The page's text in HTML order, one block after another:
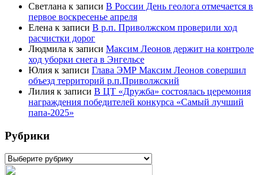
Светлана к записи В России День геолога отмечается в
первое воскресенье апреля
Елена к записи В р.п. Приволжском проверили ход
расчистки дорог
Людмила к записи Максим Леонов держит на контроле
ход уборки снега в Энгельсе
Юлия к записи Глава ЭМР Максим Леонов совершил
объезд территорий р.п.Приволжский
Лилия к записи В ЦТ «Дружба» состоялась церемония
награждения победителей конкурса «Самый лучший
папа-2025»
Рубрики
Рубрики